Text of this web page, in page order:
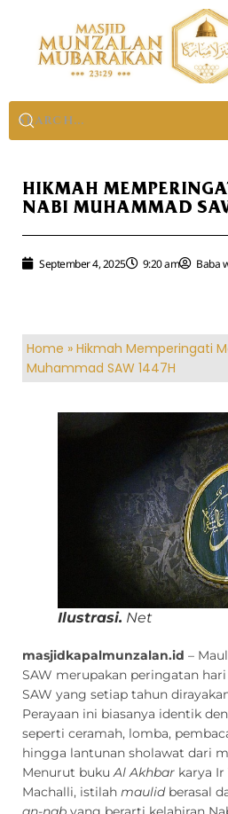
HIKMAH
NABI MUHAMMAD
September 4, 2025 9:20 am Baba
Home » Hikmah Memperingati
Muhammad SAW 1447H
Ilustrasi. Net
masjidkapalmunzalan.id –
SAW merupakan peringatan
SAW yang setiap tahun
Perayaan ini biasanya identik
seperti ceramah, lomba,
hingga lantunan sholawat dari
Menurut bukuAl Akhbar karya Ir
Machalli, istilah maulidberasal